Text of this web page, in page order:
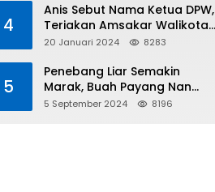
4
Anis Sebut Nama Ketua DPW,
Teriakan Amsakar Walikota
Batam Menggema
20 Januari 2024 8283
5
Penebang Liar Semakin
Marak, Buah Payang Nan
Langka Pun Jadi Targetnya
5 September 2024 8196